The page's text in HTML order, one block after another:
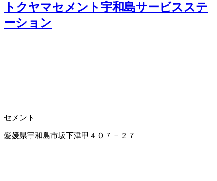
トクヤマセメント宇和島サービスステ
ーション
セメント
愛媛県宇和島市坂下津甲４０７－２７